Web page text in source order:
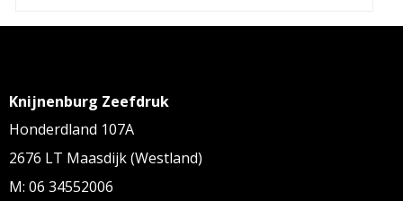
Knijnenburg Zeefdruk
Honderdland 107A
2676 LT Maasdijk (Westland)
M: 06 34552006